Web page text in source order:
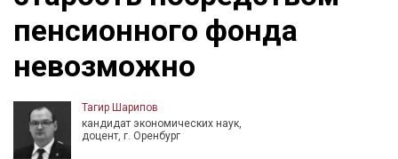
Мурзилка
пенсионного фонда
невозможно
Тагир Шарипов
кандидат экономических наук,
доцент, г. Оренбург